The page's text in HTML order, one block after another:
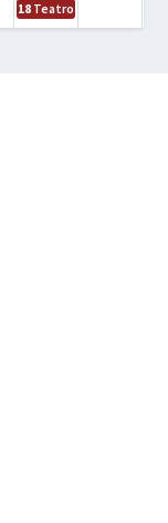
18 Teatro – Tres